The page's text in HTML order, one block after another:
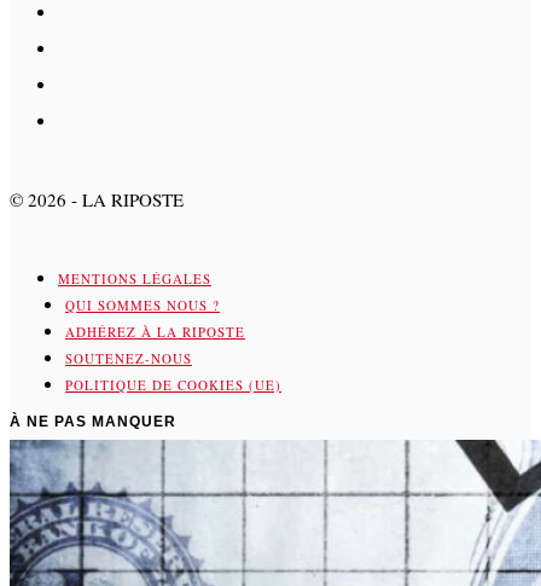
© 2026 - LA RIPOSTE
MENTIONS LÉGALES
QUI SOMMES NOUS ?
ADHÉREZ À LA RIPOSTE
SOUTENEZ-NOUS
POLITIQUE DE COOKIES (UE)
À NE PAS MANQUER